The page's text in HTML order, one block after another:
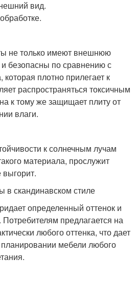
вид.
не только имеют внешнюю
и безопасны по сравнению с
плотно прилегает к
распространяться токсичным
к тому же защищает плиту от
влаги.
к солнечным лучам
материала, прослужит
в скандинавском стиле
определенный оттенок и
предлагается на
любого оттенка, что дает
мебели любого